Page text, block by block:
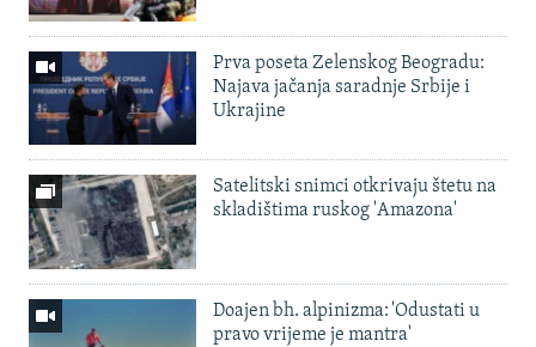
Prva poseta Zelenskog Beogradu:
Najava jačanja saradnje Srbije i
Ukrajine
Satelitski snimci otkrivaju štetu na
skladištima ruskog 'Amazona'
Doajen bh. alpinizma: 'Odustati u
pravo vrijeme je mantra'